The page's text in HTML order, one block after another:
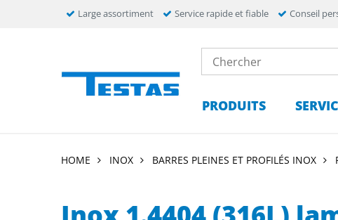
Large assortiment Service rapide et fiable Conseil
PRODUITS
HOME INOX BARRES PLEINES ET PROFILÉS INOX